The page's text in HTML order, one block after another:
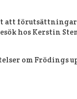
Öivind
att
hos Kerstin
om Frödings